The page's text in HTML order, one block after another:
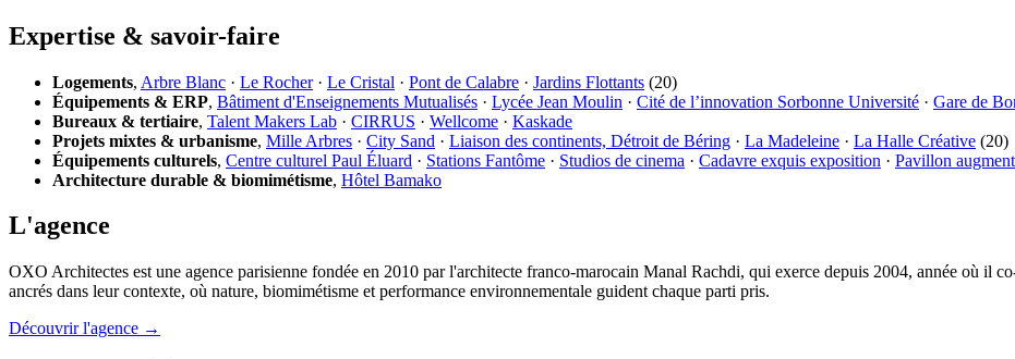
Expertise & savoir-faire
Logements, Arbre Blanc · Le Rocher· Le Cristal · Pont de Calabre · Jardins Flottants (20)
Équipements & ERP, Bâtiment d'Enseignements Mutualisés · Lycée Jean Moulin · Cité de l’innovation Sorbonne Université · Gare de
Bureaux & tertiaire, Talent Makers Lab · CIRRUS · Wellcome · Kaskade
Projets mixtes & urbanisme, Mille Arbres · City Sand · Liaison des continents, Détroit de Béring · La Madeleine · La Halle Créative (20)
Équipements culturels, Centre culturel Paul Éluard · Stations Fantôme · Studios de cinema · Cadavre exquis exposition · Pavillon
Architecture durable & biomimétisme, Hôtel Bamako
L'agence
OXO Architectes est une agence parisienne fondée en 2010 par l'architecte franco-marocain Manal Rachdi, qui exerce depuis 2004, année où il
ancrés dans leur contexte, où nature, biomimétisme et performance environnementale guident chaque parti pris.
Découvrir l'agence →